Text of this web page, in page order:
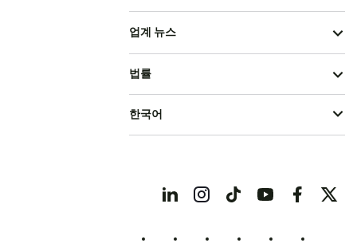
업계 뉴스
법률
한국어